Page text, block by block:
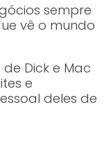
sempre
vê o mundo
Dick e Mac
e
deles de